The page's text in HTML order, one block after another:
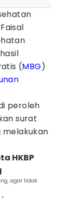
(MBG)
peroleh
surat
melakukan
HKBP
agar tidak